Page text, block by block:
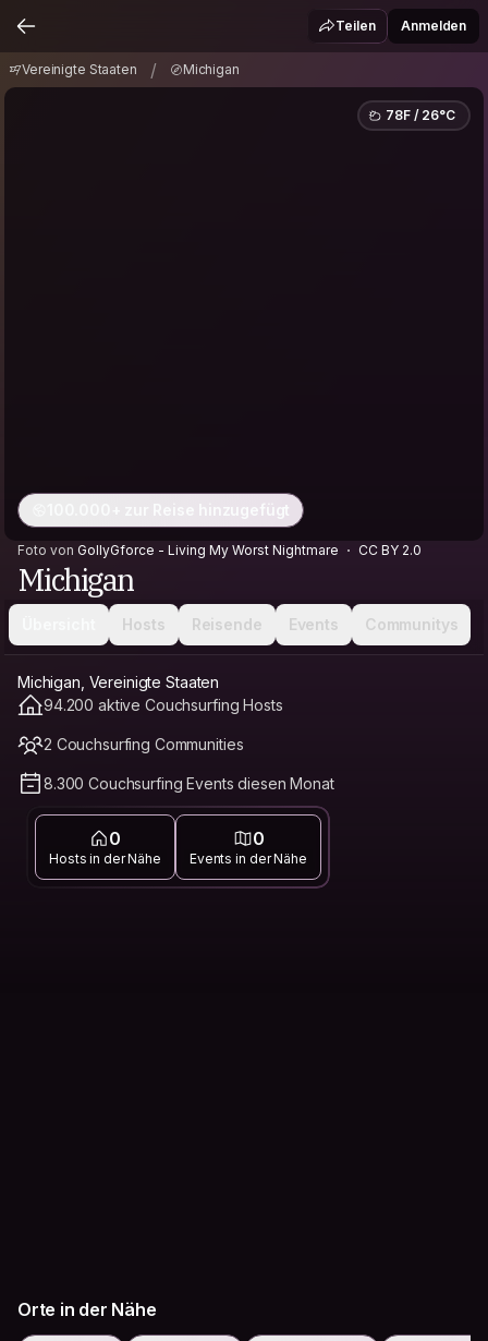
Teilen Anmelden
Vereinigte Staaten / Michigan
78F / 26°C
100.000+ zur Reise hinzugefügt
Foto von GollyGforce - Living My Worst Nightmare CC BY 2.0
Michigan
Hosts Reisende Events Communitys
Michigan, Vereinigte Staaten
94.200 aktive Couchsurfing Hosts
2 Couchsurfing Communities
8.300 Couchsurfing Events diesen Monat
0
Hosts in der Nähe
0
Events in der Nähe
Orte in der Nähe